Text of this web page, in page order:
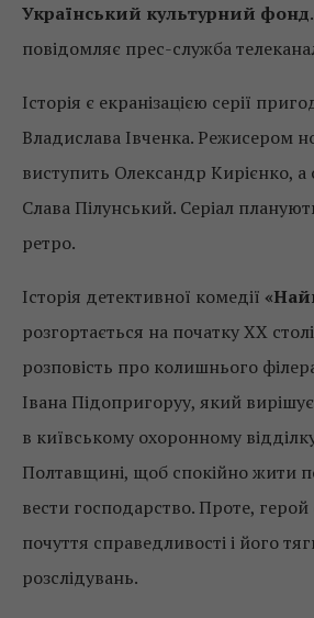
Український культурний фонд
повідомляє прес-служба
Історія є екранізацією серії
Владислава Івченка. Режисером
виступить Олександр Кирієнко,
Слава Пілунський. Серіал
ретро.
Історія детективної комедії
розгортається на початку ХХ
розповість про колишнього
Івана Підопригоруу, який
в київському охоронному
Полтавщині, щоб спокійно жити
вести господарство. Проте,
почуття справедливості і його
розслідувань.